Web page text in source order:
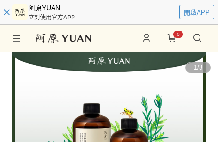
阿原YUAN
立刻使用官方APP
開啟APP
0
1/3